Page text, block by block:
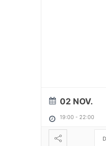
02 NOV.
19:00 - 22:00